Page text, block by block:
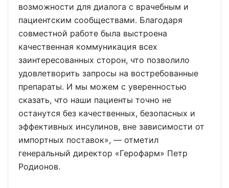
возможности для диалога с врачебным и
пациентским сообществами. Благодаря
совместной работе была выстроена
качественная коммуникация всех
заинтересованных сторон, что позволило
удовлетворить запросы на востребованные
препараты. И мы можем с уверенностью
сказать, что наши пациенты точно не
останутся без качественных, безопасных и
эффективных инсулинов, вне зависимости от
импортных поставок», — отметил
генеральный директор «Герофарм» Петр
Родионов.